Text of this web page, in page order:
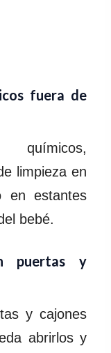
fuera de
químicos,
limpieza en
en estantes
bebé.
puertas y
y cajones
abrirlos y